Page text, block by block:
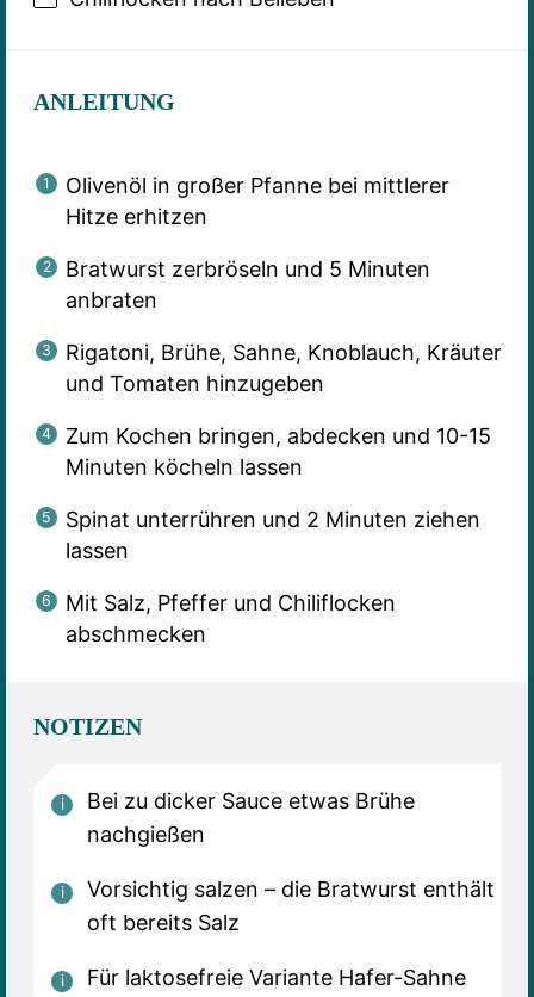
ANLEITUNG
Olivenöl in großer Pfanne bei mittlerer
Hitze erhitzen
Bratwurst zerbröseln und 5 Minuten
anbraten
Rigatoni, Brühe, Sahne, Knoblauch, Kräuter
und Tomaten hinzugeben
Zum Kochen bringen, abdecken und 10-15
Minuten köcheln lassen
Spinat unterrühren und 2 Minuten ziehen
lassen
Mit Salz, Pfeffer und Chiliflocken
abschmecken
NOTIZEN
Bei zu dicker Sauce etwas Brühe
nachgießen
Vorsichtig salzen – die Bratwurst enthält
oft bereits Salz
Für laktosefreie Variante Hafer-Sahne